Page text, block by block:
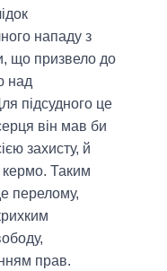
нападу з
що призвело до
над
підсудного це
він мав би
захисту, й
кермо. Таким
перелому,
прав.